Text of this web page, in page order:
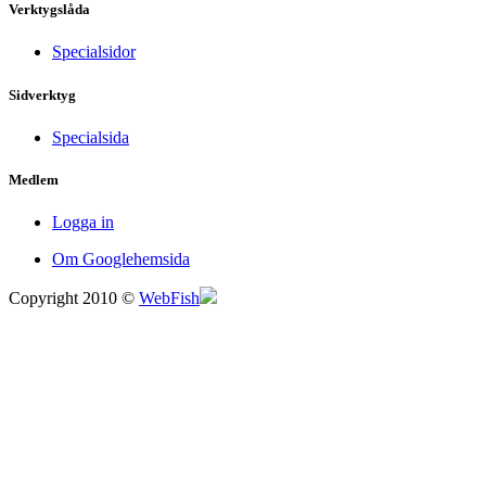
Verktygslåda
Specialsidor
Sidverktyg
Specialsida
Medlem
Logga in
Om Googlehemsida
Copyright 2010 © WebFish